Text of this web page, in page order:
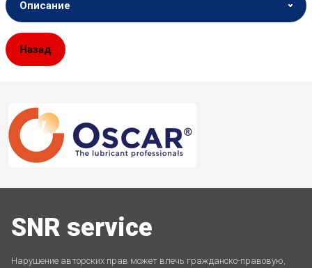
Описание
Назад
SNR service
Нарушение авторских прав может влечь гражданско-правовую,